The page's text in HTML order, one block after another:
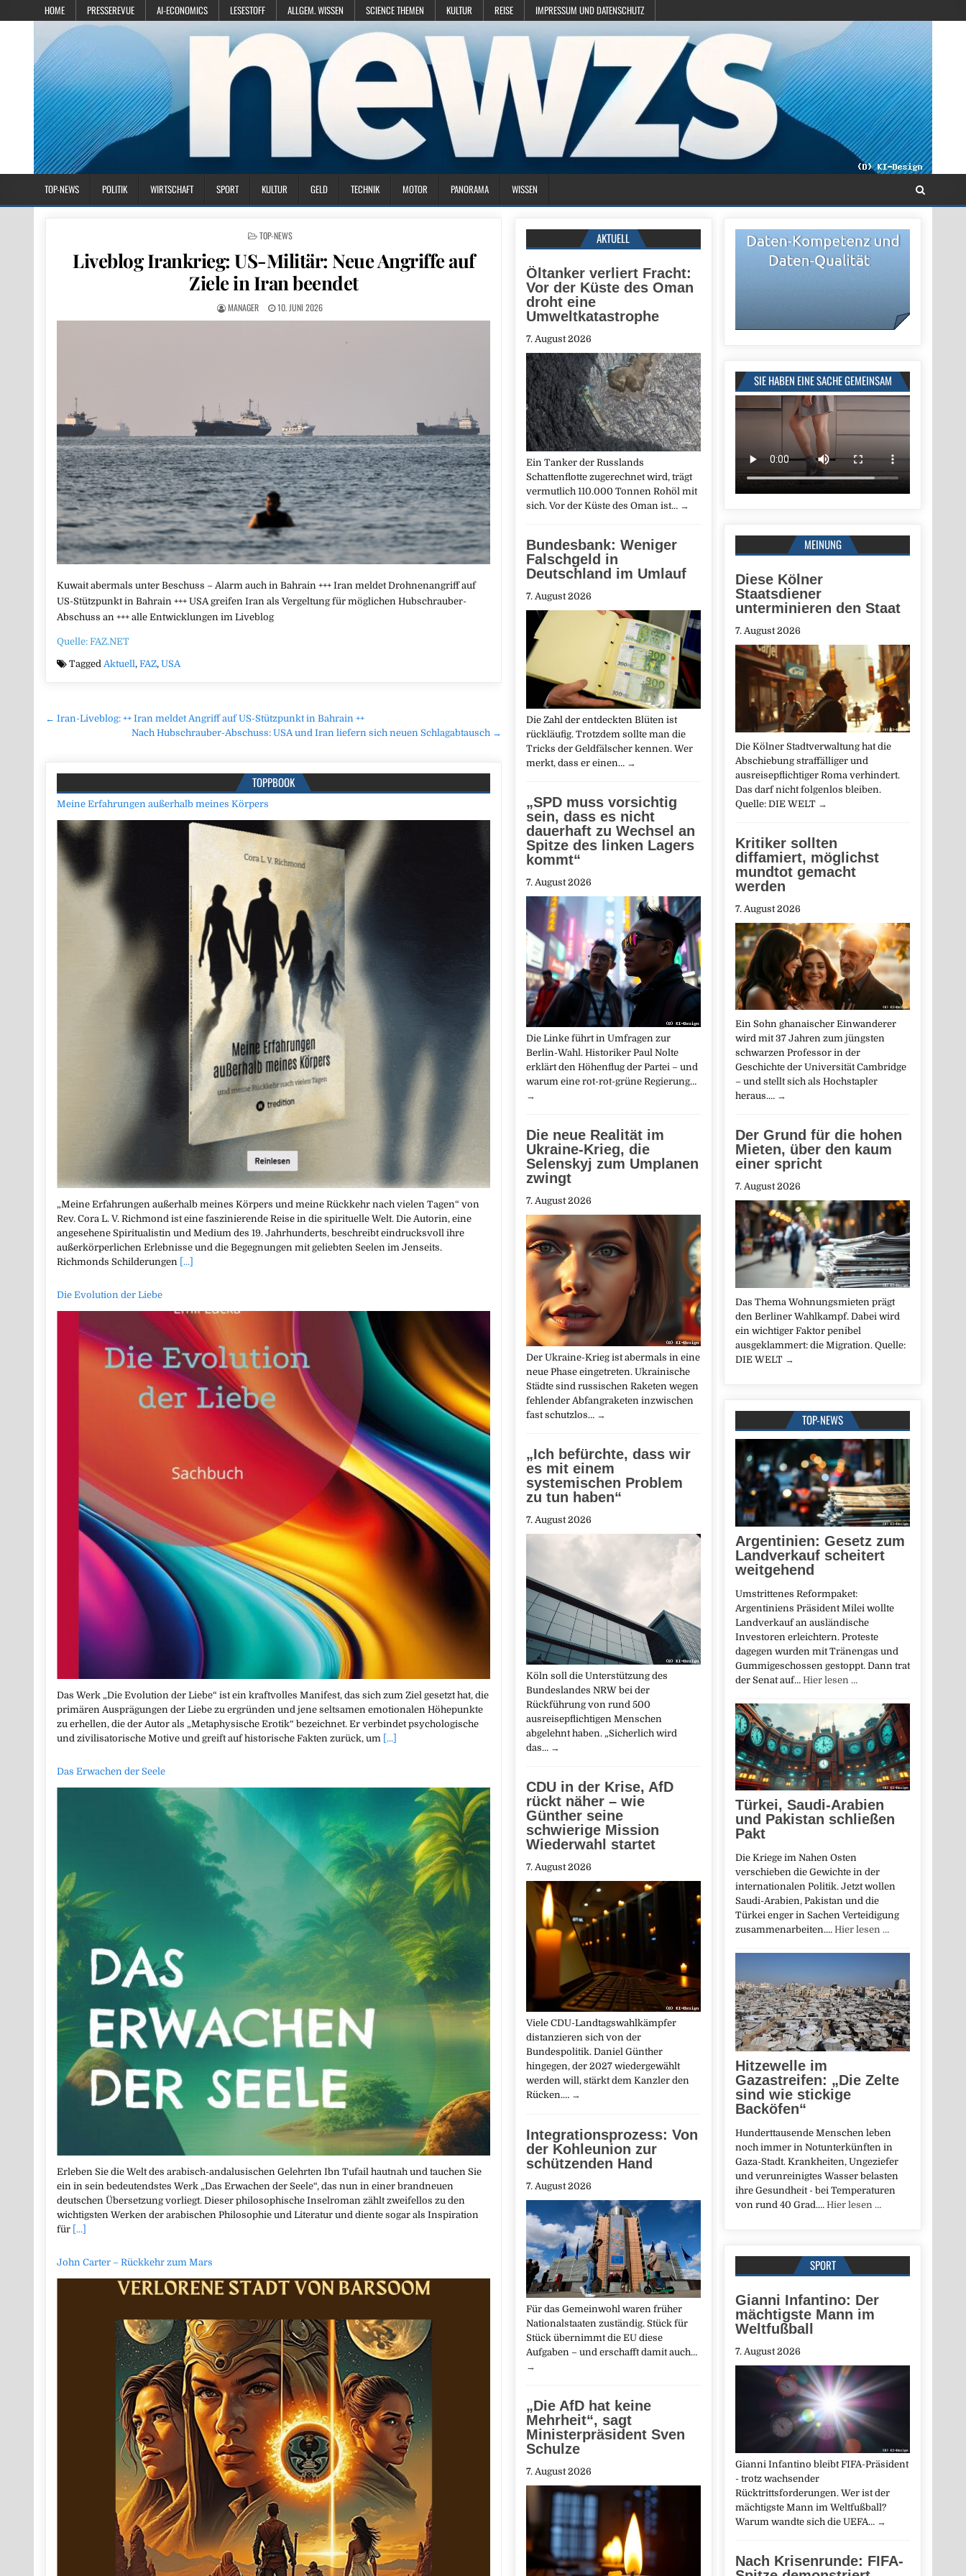
HOME PRESSEREVUE AI-ECONOMICS LESESTOFF ALLGEM. WISSEN SCIENCE THEMEN KULTUR REISE IMPRESSUM UND DATENSCHUTZ
TOP-NEWS POLITIK WIRTSCHAFT SPORT KULTUR GELD TECHNIK MOTOR PANORAMA WISSEN
POSTED IN
TOP-NEWS
Liveblog Irankrieg: US-Militär: Neue Angriffe auf
Ziele in Iran beendet
MANAGER 10. JUNI 2026
Kuwait abermals unter Beschuss – Alarm auch in Bahrain +++ Iran meldet Drohnenangriff auf
US-Stützpunkt in Bahrain +++ USA greifen Iran als Vergeltung für möglichen Hubschrauber-
Abschuss an +++ alle Entwicklungen im Liveblog
Quelle: FAZ.NET
TaggedAktuell,FAZ,USA
Beitragsnavigation
← Iran-Liveblog: ++ Iran meldet Angriff auf US-Stützpunkt in Bahrain ++
Nach Hubschrauber-Abschuss: USA und Iran liefern sich neuen Schlagabtausch →
TOPPBOOK
Meine Erfahrungen außerhalb meines Körpers
„Meine Erfahrungen außerhalb meines Körpers und meine Rückkehr nach vielen Tagen“ von
Rev. Cora L. V. Richmond ist eine faszinierende Reise in die spirituelle Welt. Die Autorin, eine
angesehene Spiritualistin und Medium des 19. Jahrhunderts, beschreibt eindrucksvoll ihre
außerkörperlichen Erlebnisse und die Begegnungen mit geliebten Seelen im Jenseits.
Richmonds Schilderungen
[...]
Die Evolution der Liebe
Das Werk „Die Evolution der Liebe“ ist ein kraftvolles Manifest, das sich zum Ziel gesetzt hat, die
primären Ausprägungen der Liebe zu ergründen und jene seltsamen emotionalen Höhepunkte
zu erhellen, die der Autor als „Metaphysische Erotik“ bezeichnet. Er verbindet psychologische
und zivilisatorische Motive und greift auf historische Fakten zurück, um
[...]
Das Erwachen der Seele
Erleben Sie die Welt des arabisch-andalusischen Gelehrten Ibn Tufail hautnah und tauchen Sie
ein in sein bedeutendstes Werk „Das Erwachen der Seele“, das nun in einer brandneuen
deutschen Übersetzung vorliegt. Dieser philosophische Inselroman zählt zweifellos zu den
wichtigsten Werken der arabischen Philosophie und Literatur und diente sogar als Inspiration
für [...]
John Carter – Rückkehr zum Mars
SIE HABEN EINE SACHE GEMEINSAM
MEINUNG
Diese Kölner
Staatsdiener
unterminieren den Staat
7. August 2026
Die Kölner Stadtverwaltung hat die
Abschiebung straffälliger und
ausreisepflichtiger Roma verhindert.
Das darf nicht folgenlos bleiben.
Quelle: DIE WELT →
Kritiker sollten
diffamiert, möglichst
mundtot gemacht
werden
7. August 2026
Ein Sohn ghanaischer Einwanderer
wird mit 37 Jahren zum jüngsten
schwarzen Professor in der
Geschichte der Universität Cambridge
– und stellt sich als Hochstapler
heraus.… →
Der Grund für die hohen
Mieten, über den kaum
einer spricht
7. August 2026
Das Thema Wohnungsmieten prägt
den Berliner Wahlkampf. Dabei wird
ein wichtiger Faktor penibel
ausgeklammert: die Migration. Quelle:
DIE WELT →
TOP-NEWS
Argentinien: Gesetz zum
Landverkauf scheitert
weitgehend
Umstrittenes Reformpaket:
Argentiniens Präsident Milei wollte
Landverkauf an ausländische
Investoren erleichtern. Proteste
dagegen wurden mit Tränengas und
Gummigeschossen gestoppt. Dann trat
der Senat auf… Hier lesen …
Türkei, Saudi-Arabien
und Pakistan schließen
Pakt
Die Kriege im Nahen Osten
verschieben die Gewichte in der
internationalen Politik. Jetzt wollen
Saudi-Arabien, Pakistan und die
Türkei enger in Sachen Verteidigung
zusammenarbeiten.… Hier lesen …
Hitzewelle im
Gazastreifen: „Die Zelte
sind wie stickige
Backöfen“
Hunderttausende Menschen leben
noch immer in Notunterkünften in
Gaza-Stadt. Krankheiten, Ungeziefer
und verunreinigtes Wasser belasten
ihre Gesundheit - bei Temperaturen
von rund 40 Grad.… Hier lesen …
SPORT
Gianni Infantino: Der
mächtigste Mann im
Weltfußball
7. August 2026
Gianni Infantino bleibt FIFA-Präsident
- trotz wachsender
Rücktrittsforderungen. Wer ist der
mächtigste Mann im Weltfußball?
Warum wandte sich die UEFA… →
Nach Krisenrunde: FIFA-
AKTUELL
Öltanker verliert Fracht:
Vor der Küste des Oman
droht eine
Umweltkatastrophe
7. August 2026
Ein Tanker der Russlands
Schattenflotte zugerechnet wird, trägt
vermutlich 110.000 Tonnen Rohöl mit
sich. Vor der Küste des Oman ist… →
Bundesbank: Weniger
Falschgeld in
Deutschland im Umlauf
7. August 2026
Die Zahl der entdeckten Blüten ist
rückläufig. Trotzdem sollte man die
Tricks der Geldfälscher kennen. Wer
merkt, dass er einen… →
„SPD muss vorsichtig
sein, dass es nicht
dauerhaft zu Wechsel an
Spitze des linken Lagers
kommt“
7. August 2026
Die Linke führt in Umfragen zur
Berlin-Wahl. Historiker Paul Nolte
erklärt den Höhenflug der Partei – und
warum eine rot-rot-grüne Regierung…
→
Die neue Realität im
Ukraine-Krieg, die
Selenskyj zum Umplanen
zwingt
7. August 2026
Der Ukraine-Krieg ist abermals in eine
neue Phase eingetreten. Ukrainische
Städte sind russischen Raketen wegen
fehlender Abfangraketen inzwischen
fast schutzlos… →
„Ich befürchte, dass wir
es mit einem
systemischen Problem
zu tun haben“
7. August 2026
Köln soll die Unterstützung des
Bundeslandes NRW bei der
Rückführung von rund 500
ausreisepflichtigen Menschen
abgelehnt haben. „Sicherlich wird
das… →
CDU in der Krise, AfD
rückt näher – wie
Günther seine
schwierige Mission
Wiederwahl startet
7. August 2026
Viele CDU-Landtagswahlkämpfer
distanzieren sich von der
Bundespolitik. Daniel Günther
hingegen, der 2027 wiedergewählt
werden will, stärkt dem Kanzler den
Rücken.… →
Integrationsprozess: Von
der Kohleunion zur
schützenden Hand
7. August 2026
Für das Gemeinwohl waren früher
Nationalstaaten zuständig. Stück für
Stück übernimmt die EU diese
Aufgaben – und erschafft damit auch…
→
„Die AfD hat keine
Mehrheit“, sagt
Ministerpräsident Sven
Schulze
7. August 2026